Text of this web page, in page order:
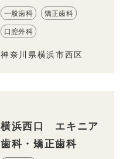
一般歯科 矯正歯科
口腔外科
神奈川県横浜市西区
横浜西口 エキニア
歯科・矯正歯科